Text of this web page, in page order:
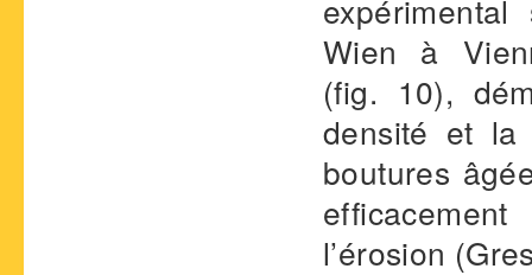
Wien à
(fig. 10),
densité et la
boutures
l’érosion